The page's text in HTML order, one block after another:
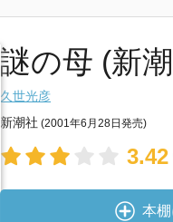
謎の母 (新
久世光彦
新潮社 (2001年6月28日発売)
3.42
本